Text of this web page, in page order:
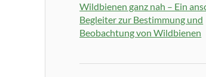
Wildbienen ganz nah – Ein
Begleiter zur Bestimmung und
Beobachtung von Wildbienen